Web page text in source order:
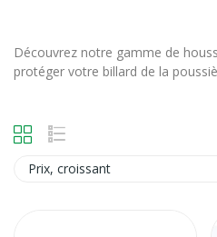
Découvrez notre gamme de
protéger votre billard de la
Prix, croissant